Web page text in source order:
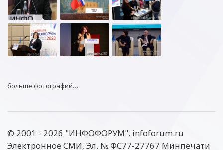
больше фотографий…
© 2001 - 2026 "ИНФОФОРУМ", infoforum.ru
Электронное СМИ, Эл. № ФС77-27767 Минпечати